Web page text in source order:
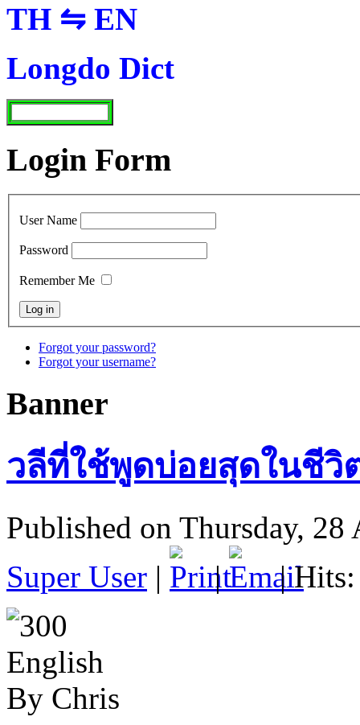
TH ⇋ EN
Longdo Dict
Login Form
User Name
Password
Remember Me
Forgot your password?
Forgot your username?
Banner
วลีที่ใช้พูดบ่อยสุดในชีวิ
Published on Thursday,
Super User | | | Hits: